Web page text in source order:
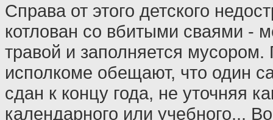
Справа от этого детского
котлован со вбитыми сваями -
травой и заполняется мусором.
исполкоме обещают, что один
сдан к концу года, не уточняя
календарного или учебного...